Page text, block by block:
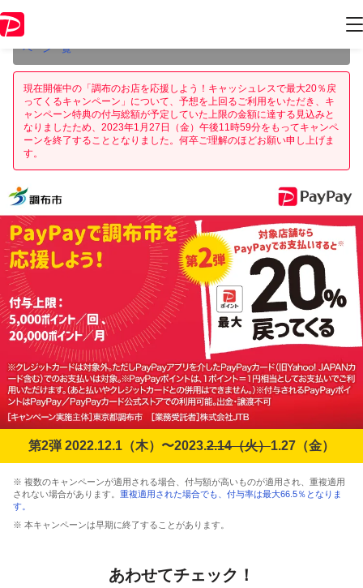
ジ内の情報はキャンペーン終了時点のものになります。
ペーン一覧
現在開催中の「調布のお店を応援しよう！キャッシュレスで最大20％戻
ってくるキャンペーン」について、予想を上回るご利用をいただき、キ
ャンペーン特典の付与総額が予定していた上限の金額に達する見込みと
なりましたため、2023年1月27日（金）午後11時59分をもってキャンペ
ーンを終了することとなりました。何卒ご理解のほどお願い申し上げま
す。
第2弾 2022.12.1（木）〜2023.2.14（火）1.27（金）
※ 複数のキャンペーンが適用される場合、付与額が高いものが適用され、重複適用
されない場合があります。 重複適用された場合でも、付与率は最大66.5％となりま
す。
※ 本キャンペーンは早期に終了することがあります。
あわせてチェック！